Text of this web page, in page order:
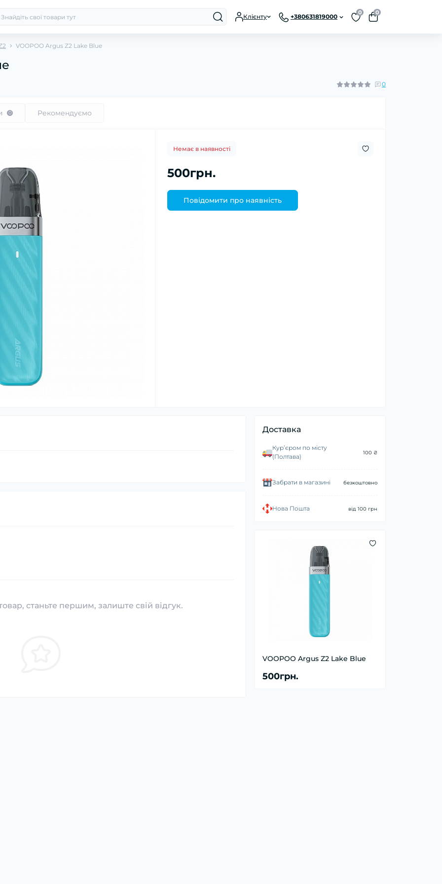
Клієнту +380631819000
0 0
VOOPOO Argus Z2 Lake Blue
0
0 Рекомендуємо
Немає в наявності
500грн.
Повідомити про наявність
Доставка
Курʼєром по місту
(Полтава)
100 ₴
Забрати в магазині безкоштовно
Нова Пошта від 100 грн
VOOPOO Argus Z2 Lake Blue
500грн.
станьте першим, залиште свій відгук.